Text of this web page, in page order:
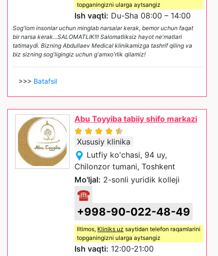
topganingizni ularga aytsangiz
Ish vaqti: Du-Sha 08:00 – 14:00
Sog'lom insonlar uchun minglab narsalar kerak, bemor uchun faqat
bir narsa kerak...SALOMATLIK!!! Salomatliksiz hayot ne'matlari
tatimaydi. Bizning Abdullaev Medical klinikamizga tashrif qiling va
biz sizning sog'ligingiz uchun g'amxo'rlik qilamiz!
>>> Batafsil
Abu Toyyiba tabiiy shifo markazi
Xususiy klinika
Lutfiy ko'chasi, 94 uy,
Chilonzor tumani, Toshkent
Mo'ljal: 2-sonli yuridik kolleji
☎
+998-90-022-48-49
Iltimos, Kliniks uz saytidan telefon raqamlarini
topganingizni ularga aytsangiz
Ish vaqti: 12:00-21:00